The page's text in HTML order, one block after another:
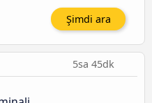
Şimdi ara
5sa 45dk